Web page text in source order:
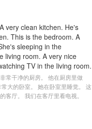
very clean kitchen. He's
This is the bedroom. A
sleeping in the
living room. A very nice
TV in the living room.
常干净的厨房。 他在厨房里做
大的卧室。 她在卧室里睡觉。 这
客厅。 我们在客厅里看电视。